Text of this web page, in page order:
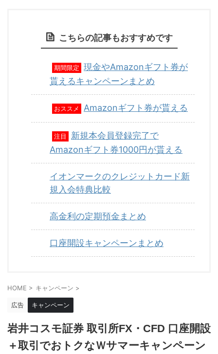
こちらの記事もおすすめです
期間限定
現金やAmazonギフト券が
貰えるキャンペーンまとめ
おススメ Amazonギフト券が貰える
注目
新規本会員登録完了で
Amazonギフト券1000円が貰える
イオンマークのクレジットカード新
規入会特典比較
高金利の定期預金まとめ
口座開設キャンペーンまとめ
HOME > キャンペーン >
広告 キャンペーン
岩井コスモ証券 取引所FX・CFD 口座開設
＋取引でおトクなＷサマーキャンペーン